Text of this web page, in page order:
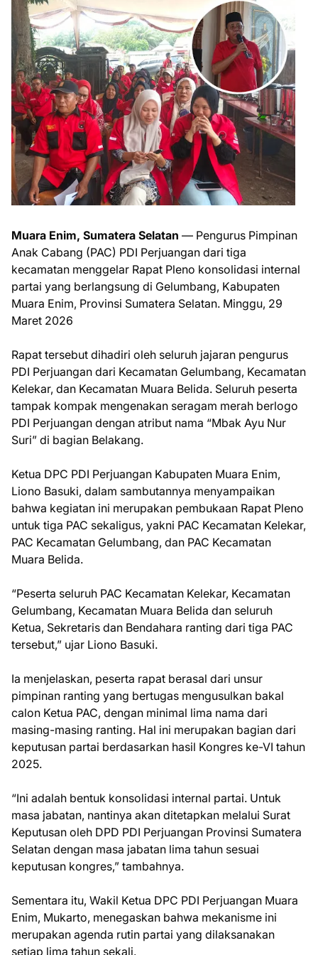
Muara Enim, Sumatera Selatan — Pengurus Pimpinan
Anak Cabang (PAC) PDI Perjuangan dari tiga
kecamatan menggelar Rapat Pleno konsolidasi internal
partai yang berlangsung di Gelumbang, Kabupaten
Muara Enim, Provinsi Sumatera Selatan. Minggu, 29
Maret 2026
Rapat tersebut dihadiri oleh seluruh jajaran pengurus
PDI Perjuangan dari Kecamatan Gelumbang, Kecamatan
Kelekar, dan Kecamatan Muara Belida. Seluruh peserta
tampak kompak mengenakan seragam merah berlogo
PDI Perjuangan dengan atribut nama “Mbak Ayu Nur
Suri” di bagian Belakang.
Ketua DPC PDI Perjuangan Kabupaten Muara Enim,
Liono Basuki, dalam sambutannya menyampaikan
bahwa kegiatan ini merupakan pembukaan Rapat Pleno
untuk tiga PAC sekaligus, yakni PAC Kecamatan Kelekar,
PAC Kecamatan Gelumbang, dan PAC Kecamatan
Muara Belida.
“Peserta seluruh PAC Kecamatan Kelekar, Kecamatan
Gelumbang, Kecamatan Muara Belida dan seluruh
Ketua, Sekretaris dan Bendahara ranting dari tiga PAC
tersebut,” ujar Liono Basuki.
Ia menjelaskan, peserta rapat berasal dari unsur
pimpinan ranting yang bertugas mengusulkan bakal
calon Ketua PAC, dengan minimal lima nama dari
masing-masing ranting. Hal ini merupakan bagian dari
keputusan partai berdasarkan hasil Kongres ke-VI tahun
2025.
“Ini adalah bentuk konsolidasi internal partai. Untuk
masa jabatan, nantinya akan ditetapkan melalui Surat
Keputusan oleh DPD PDI Perjuangan Provinsi Sumatera
Selatan dengan masa jabatan lima tahun sesuai
keputusan kongres,” tambahnya.
Sementara itu, Wakil Ketua DPC PDI Perjuangan Muara
Enim, Mukarto, menegaskan bahwa mekanisme ini
merupakan agenda rutin partai yang dilaksanakan
setiap lima tahun sekali.